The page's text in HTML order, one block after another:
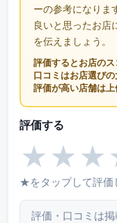
ーの参考になりま
良いと思ったお店
を伝えましょう。
評価するとお店の
口コミはお店選び
評価が高い店舗は
評価する
★ ★ ★
★をタップして評価
評価・口コミは